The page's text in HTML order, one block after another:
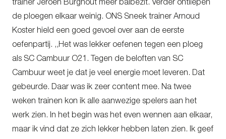
trainer Jeroen Burghout meer balbezit. Verder ontliepen
de ploegen elkaar weinig. ONS Sneek trainer Arnoud
Koster hield een goed gevoel over aan de eerste
oefenpartij. ,,Het was lekker oefenen tegen een ploeg
als SC Cambuur O21. Tegen de beloften van SC
Cambuur weet je dat je veel energie moet leveren. Dat
gebeurde. Daar was ik zeer content mee. Na twee
weken trainen kon ik alle aanwezige spelers aan het
werk zien. In het begin was het even wennen aan elkaar,
maar ik vind dat ze zich lekker hebben laten zien. Ik geef